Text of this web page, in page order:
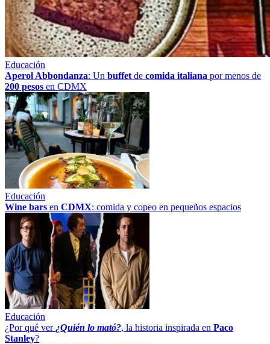
Educación
Aperol Abbondanza: Un buffet de comida italiana por menos de
200 pesos en CDMX
Educación
Wine bars en CDMX: comida y copeo en pequeños espacios
Educación
¿Por qué ver ¿Quién lo mató?, la historia inspirada en Paco
Stanley?